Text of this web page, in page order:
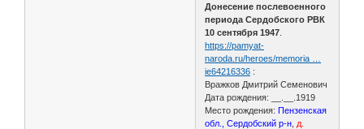
Донесение послевоенного
периода Сердобского РВК
10 сентября 1947
https://pamyat-
naroda.ru/heroes/memoria …
ie64216336 :
Вражков Дмитрий Семенович
Дата рождения: __.__.1919
Место рождения:Пензенская
обл., Сердобский р-н д.